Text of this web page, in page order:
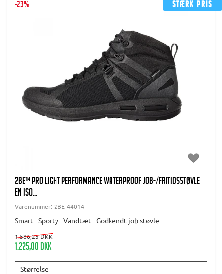
Stærk pris
-23%
2BE™ Pro Light Performance Waterproof Job-/fritidsstøvle
EN ISO...
Varenummer: 2BE-44014
Smart - Sporty - Vandtæt - Godkendt job støvle
1.586,25 DKK
1.225,00 DKK
Størrelse